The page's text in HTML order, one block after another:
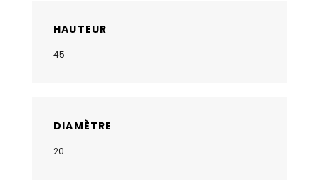
HAUTEUR
45
DIAMÈTRE
20